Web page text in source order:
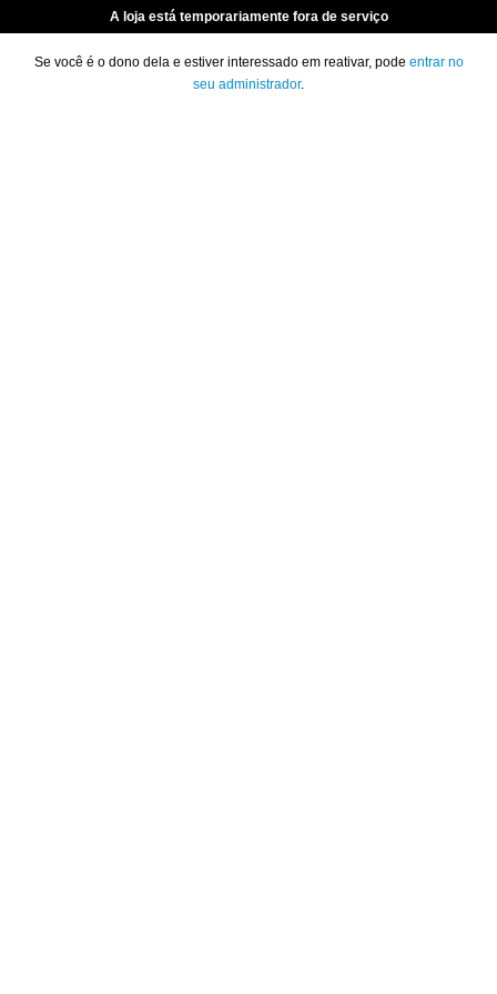
A loja está temporariamente fora de serviço
Se você é o dono dela e estiver interessado em reativar, pode entrar no
seu administrador.